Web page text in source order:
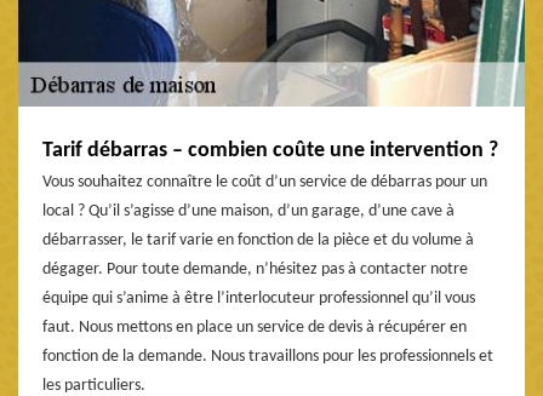
Tarif débarras – combien coûte une intervention ?
Vous souhaitez connaître le coût d’un service de débarras pour un
local ? Qu’il s’agisse d’une maison, d’un garage, d’une cave à
débarrasser, le tarif varie en fonction de la pièce et du volume à
dégager. Pour toute demande, n’hésitez pas à contacter notre
équipe qui s’anime à être l’interlocuteur professionnel qu’il vous
faut. Nous mettons en place un service de devis à récupérer en
fonction de la demande. Nous travaillons pour les professionnels et
les particuliers.